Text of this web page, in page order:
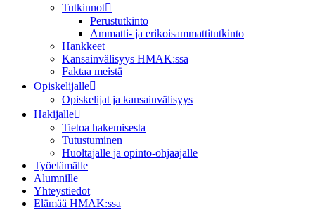
Tutkinnot
Perustutkinto
Ammatti- ja erikoisammattitutkinto
Hankkeet
Kansainvälisyys HMAK:ssa
Faktaa meistä
Opiskelijalle
Opiskelijat ja kansainvälisyys
Hakijalle
Tietoa hakemisesta
Tutustuminen
Huoltajalle ja opinto-ohjaajalle
Työelämälle
Alumnille
Yhteystiedot
Elämää HMAK:ssa